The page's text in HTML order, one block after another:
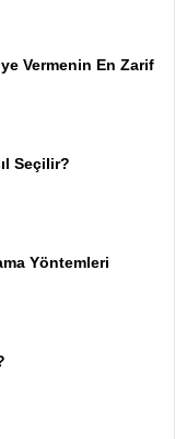
Vermenin En Zarif
Seçilir?
Yöntemleri